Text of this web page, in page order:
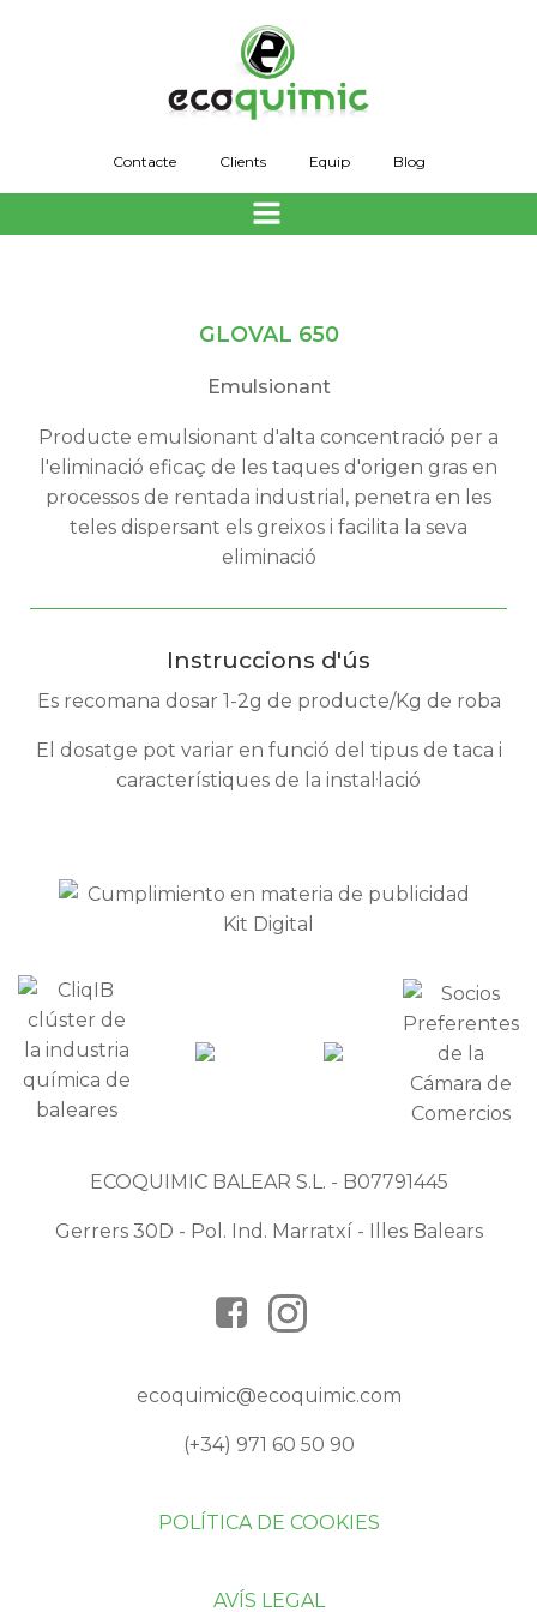
to
content
Contacte Clients Equip Blog
GLOVAL 650
Emulsionant
Producte emulsionant d'alta concentració per a
l'eliminació eficaç de les taques d'origen gras en
processos de rentada industrial, penetra en les
teles dispersant els greixos i facilita la seva
eliminació
Instruccions d'ús
Es recomana dosar 1-2g de producte/Kg de roba
El dosatge pot variar en funció del tipus de taca i
característiques de la instal·lació
ECOQUIMIC BALEAR S.L. - B07791445
Gerrers 30D - Pol. Ind. Marratxí - Illes Balears
ecoquimic@ecoquimic.com
(+34) 971 60 50 90
POLÍTICA DE COOKIES
AVÍS LEGAL